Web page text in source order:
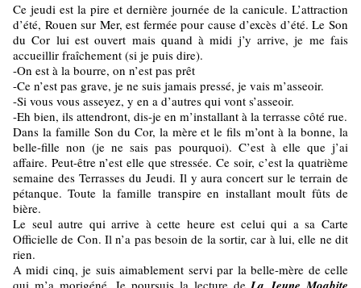
Ce jeudi est la pire et dernière journée de la canicule. L’attraction
d’été, Rouen sur Mer, est fermée pour cause d’excès d’été. Le Son
du Cor lui est ouvert mais quand à midi j’y arrive, je me fais
accueillir fraîchement (si je puis dire).
-On est à la bourre, on n’est pas prêt
-Ce n’est pas grave, je ne suis jamais pressé, je vais m’asseoir.
-Si vous vous asseyez, y en a d’autres qui vont s’asseoir.
-Eh bien, ils attendront, dis-je en m’installant à la terrasse côté rue.
Dans la famille Son du Cor, la mère et le fils m’ont à la bonne, la
belle-fille non (je ne sais pas pourquoi). C’est à elle que j’ai
affaire. Peut-être n’est elle que stressée. Ce soir, c’est la quatrième
semaine des Terrasses du Jeudi. Il y aura concert sur le terrain de
pétanque. Toute la famille transpire en installant moult fûts de
bière.
Le seul autre qui arrive à cette heure est celui qui a sa Carte
Officielle de Con. Il n’a pas besoin de la sortir, car à lui, elle ne dit
rien.
A midi cinq, je suis aimablement servi par la belle-mère de celle
qui m’a morigéné. Je poursuis la lecture de